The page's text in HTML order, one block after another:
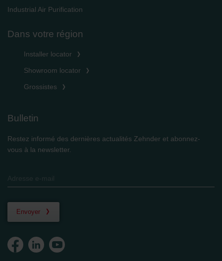
Industrial Air Purification
Dans votre région
Installer locator
Showroom locator
Grossistes
Bulletin
Restez informé des dernières actualités Zehnder et abonnez-
vous à la newsletter.
Envoyer